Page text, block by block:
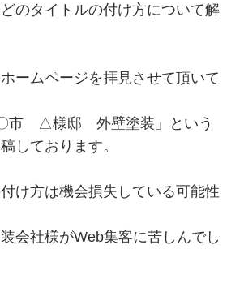
のタイトルの付け方について解
ームページを拝見させて頂いて
市 △様邸 外壁塗装」という
しております。
け方は機会損失している可能性
会社様がWeb集客に苦しんでし